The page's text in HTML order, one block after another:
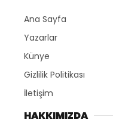
Ana Sayfa
Yazarlar
Künye
Gizlilik Politikası
İletişim
HAKKIMIZDA